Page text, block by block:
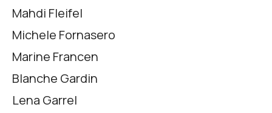
Mahdi Fleifel
Michele Fornasero
Marine Francen
Blanche Gardin
Lena Garrel